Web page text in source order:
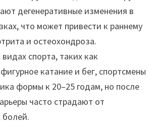
дегенеративные изменения в
что может привести к раннему
и остеохондроза.
спорта, таких как
катание и бег, спортсмены
формы к 20–25 годам, но после
часто страдают от
болей.